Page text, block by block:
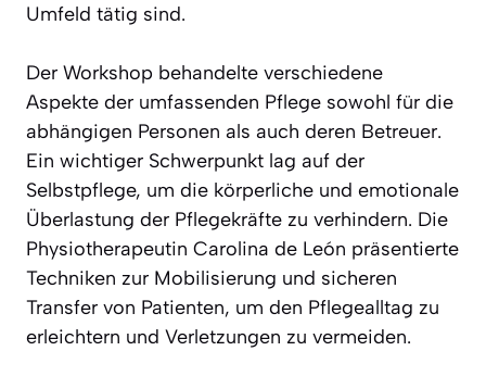
Umfeld tätig sind.
Der Workshop behandelte verschiedene
Aspekte der umfassenden Pflege sowohl für die
abhängigen Personen als auch deren Betreuer.
Ein wichtiger Schwerpunkt lag auf der
Selbstpflege, um die körperliche und emotionale
Überlastung der Pflegekräfte zu verhindern. Die
Physiotherapeutin Carolina de León präsentierte
Techniken zur Mobilisierung und sicheren
Transfer von Patienten, um den Pflegealltag zu
erleichtern und Verletzungen zu vermeiden.